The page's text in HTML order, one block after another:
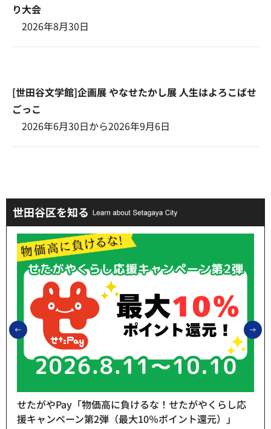
り大会
2026年8月30日
[世田谷文学館]企画展 やなせたかし展 人生はよろこばせ
ごっこ
2026年6月30日から2026年9月6日
世田谷区を知る
前のスライドを表示
せたがやPay「物価高に負けるな！せたがやくらし応
援キャンペーン第2弾（最大10％ポイント還元）」